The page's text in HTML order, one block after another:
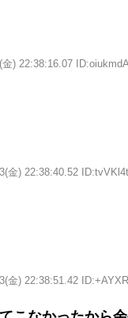
金) 22:38:16.07
金) 22:38:40.52
金) 22:38:51.42